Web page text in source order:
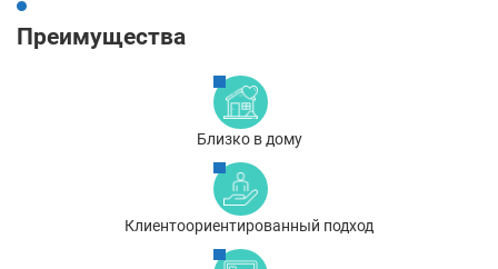
Преимущества
Близко в дому
Клиентоориентированный подход